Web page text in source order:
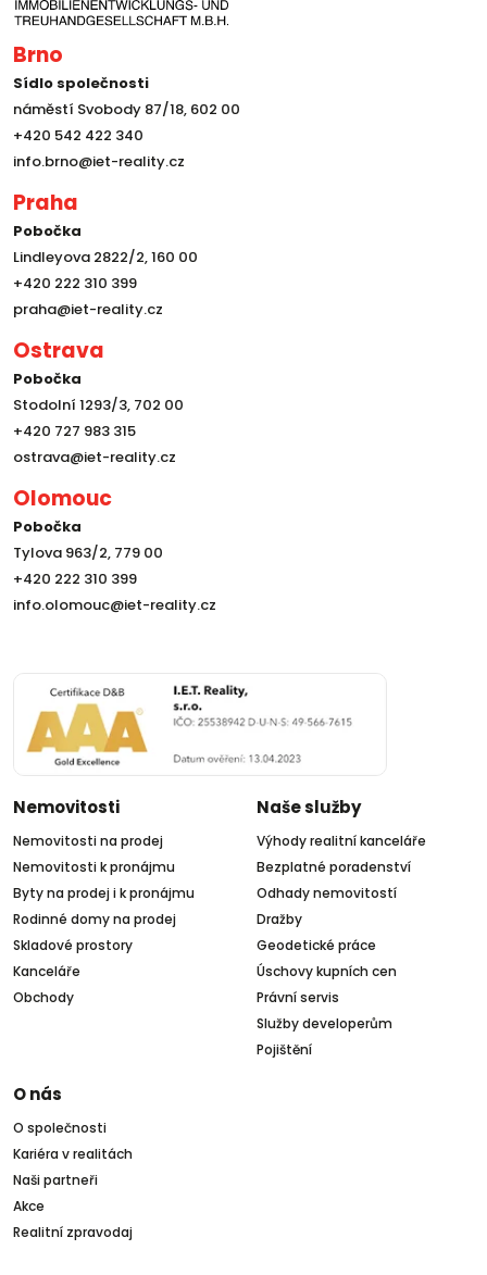
Brno
Sídlo společnosti
náměstí Svobody 87/18, 602 00
+420 542 422 340
info.brno@iet-reality.cz
Praha
Pobočka
Lindleyova 2822/2, 160 00
+420 222 310 399
praha@iet-reality.cz
Ostrava
Pobočka
Stodolní 1293/3, 702 00
+420 727 983 315
ostrava@iet-reality.cz
Olomouc
Pobočka
Tylova 963/2, 779 00
+420 222 310 399
info.olomouc@iet-reality.cz
Nemovitosti
Nemovitosti na prodej
Nemovitosti k pronájmu
Byty na prodej i k pronájmu
Rodinné domy na prodej
Skladové prostory
Kanceláře
Obchody
Naše služby
Výhody realitní kanceláře
Bezplatné poradenství
Odhady nemovitostí
Dražby
Geodetické práce
Úschovy kupních cen
Právní servis
Služby developerům
Pojištění
O nás
O společnosti
Kariéra v realitách
Naši partneři
Akce
Realitní zpravodaj